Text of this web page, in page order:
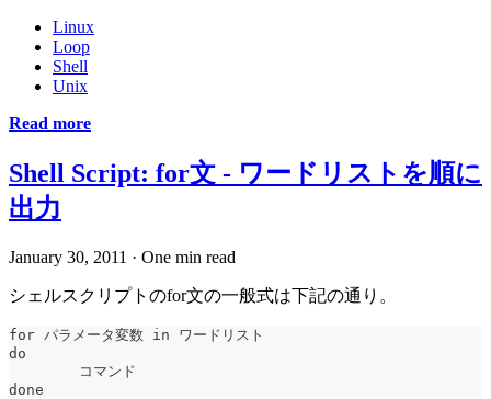
Linux
Loop
Shell
Unix
Read more
Shell Script: for文 - ワードリストを順に
出力
January 30, 2011 · One min read
シェルスクリプトのfor文の一般式は下記の通り。
for パラメータ変数 in ワードリスト
do
	コマンド
done